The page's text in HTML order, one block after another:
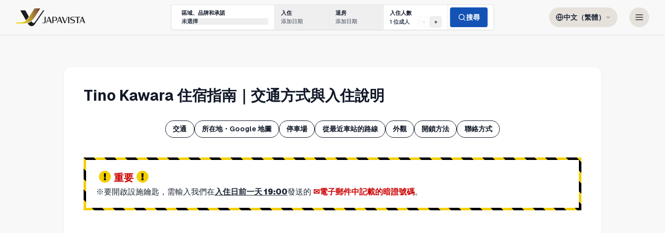
中文（繁體）
區域、品牌和承諾
未選擇
入住
添加日期
退房
添加日期
入住人數
1 位成人
- +
搜尋
Tino Kawara 住宿指南｜交通方式與入住說明
交通 所在地・Google 地圖 停車場 從最近車站的路線 外觀 開鎖方法 聯絡方式
重要
※要開啟設施鑰匙，需輸入我們在入住日前一天 19:00發送的 電子郵件中記載的暗證號碼。